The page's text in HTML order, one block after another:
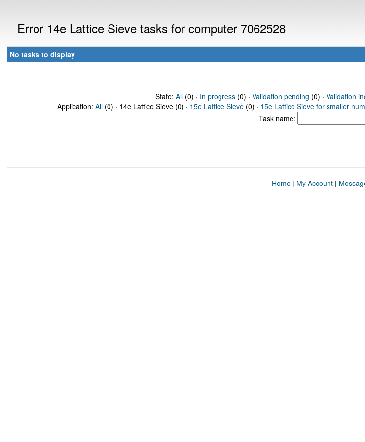
Error 14e Lattice Sieve tasks for computer 7062528
No tasks to display
State: All(0) · In progress(0) · Validation pending (0) · Validation
Application: All (0) · 14e Lattice Sieve (0) · 15e Lattice Sieve (0) · 15e Lattice Sieve for smaller
Task name:
Home| My Account|